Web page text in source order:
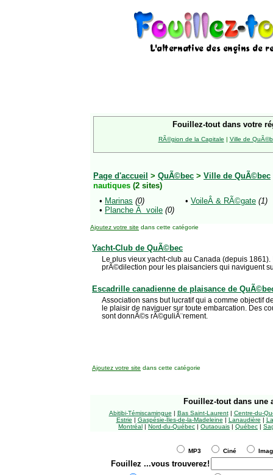
Fouillez-tout dans votre
RÃ©gion de la Capitale | Ville de
Page d'accueil > QuÃ©bec > Ville de QuÃ©bec
nautiques (2 sites)
• Marinas (0)
• Planche Ã voile (0)
• VoileÂ & RÃ©gate (1)
Ajoutez votre site dans cette catégorie
Yacht-Club de QuÃ©bec
Le plus vieux yacht-club au Canada (depuis
prÃ©dilection pour les plaisanciers qui naviguent
Escadrille canadienne de plaisance de
Association sans but lucratif qui a comme objectif
le plaisir de naviguer sur toute embarcation. Des
sont donnÃ©s rÃ©guliÃ¨rement.
Ajoutez votre site dans cette catégorie
Fouillez-tout dans une
Abitibi-Témiscamingue | Bas Saint-Laurent| Centre-du-
Estrie | Gaspésie-Îles-de-la-Madeleine | Lanaudière |
Montréal | Nord-du-Québec | Outaouais | Québec |
MP3 Ciné
Fouillez ...vous trouverez!